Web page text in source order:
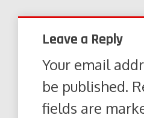
Leave a Reply
Your email
be published.
fields are